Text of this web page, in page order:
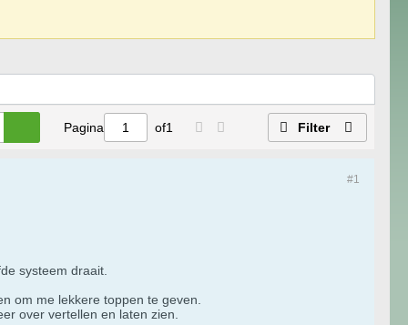
Pagina of1 Filter
#1
systeem draait.
om me lekkere toppen te geven.
over vertellen en laten zien.